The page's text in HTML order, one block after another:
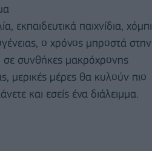
εκπαιδευτικά παιχνίδια, χόμπι
ο χρόνος μπροστά στην
σε συνθήκες μακρόχρονης
μερικές μέρες θα κυλούν πιο
και εσείς ένα διάλειμμα.